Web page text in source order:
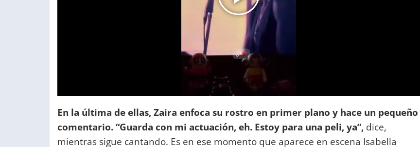
En la última de ellas, Zaira enfoca su rostro en primer plano y hace un pequeño
comentario. “Guarda con mi actuación, eh. Estoy para una peli, ya”, dice,
mientras sigue cantando. Es en ese momento que aparece en escena Isabella